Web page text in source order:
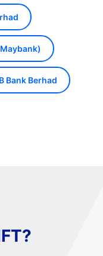
Bank Berhad